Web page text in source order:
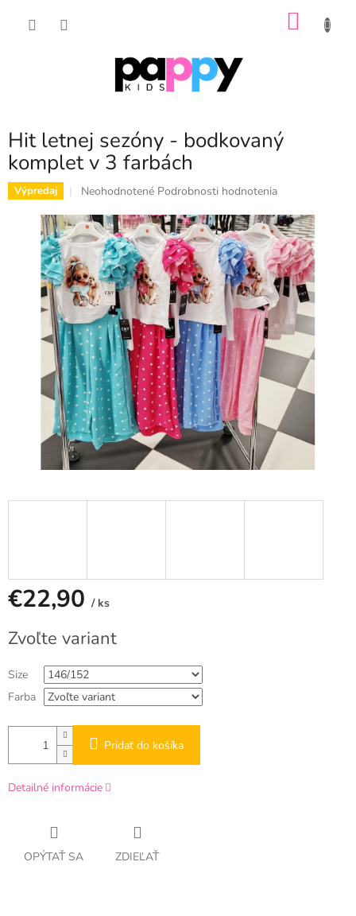
Hit letnej sezóny - bodkovaný
komplet v 3 farbách
Výpredaj
Priemerné
produktu
je
0,0
z
5
hviezdičiek.
Neohodnotené Podrobnosti hodnotenia
€22,90 / ks
cena:
Zvoľte variant
Size
Farba
Pridať do košíka
Detailné informácie
OPÝTAŤ SA ZDIEĽAŤ